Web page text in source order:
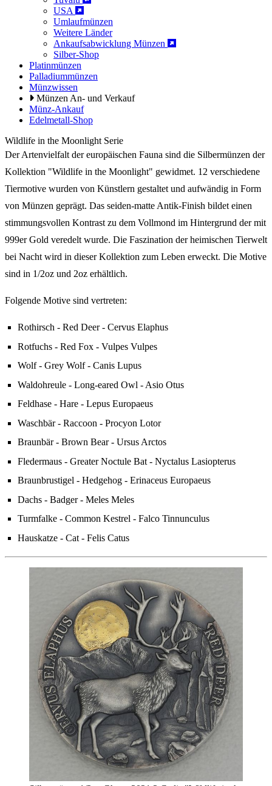
USA
Umlaufmünzen
Weitere Länder
Ankaufsabwicklung Münzen
Silber-Shop
Platinmünzen
Palladiummünzen
Münzwissen
Münzen An- und Verkauf
Münz-Ankauf
Edelmetall-Shop
Wildlife in the Moonlight Serie
Der Artenvielfalt der europäischen Fauna sind die Silbermünzen der
Kollektion "Wildlife in the Moonlight" gewidmet. 12 verschiedene
Tiermotive wurden von Künstlern gestaltet und aufwändig in Form
von Münzen geprägt. Das seiden-matte Antik-Finish bildet einen
stimmungsvollen Kontrast zu dem Vollmond im Hintergrund der mit
999er Gold veredelt wurde. Die Faszination der heimischen Tierwelt
bei Nacht wird in dieser Kollektion zum Leben erweckt. Die Motive
sind in 1/2oz und 2oz erhältlich.
Folgende Motive sind vertreten:
Rothirsch - Red Deer - Cervus Elaphus
Rotfuchs - Red Fox - Vulpes Vulpes
Wolf - Grey Wolf - Canis Lupus
Waldohreule - Long-eared Owl - Asio Otus
Feldhase - Hare - Lepus Europaeus
Waschbär - Raccoon - Procyon Lotor
Braunbär - Brown Bear - Ursus Arctos
Fledermaus - Greater Noctule Bat - Nyctalus Lasiopterus
Braunbrustigel - Hedgehog - Erinaceus Europaeus
Dachs - Badger - Meles Meles
Turmfalke - Common Kestrel - Falco Tinnunculus
Hauskatze - Cat - Felis Catus